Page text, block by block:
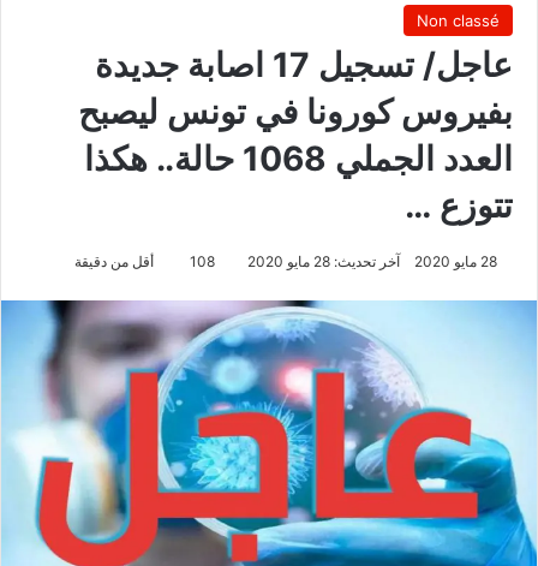
Non classé
عاجل/ تسجيل 17 اصابة جديدة
بفيروس كورونا في تونس ليصبح
العدد الجملي 1068 حالة.. هكذا
تتوزع …
28 مايو 2020 آخر تحديث: 28 مايو 2020 108 أقل من دقيقة